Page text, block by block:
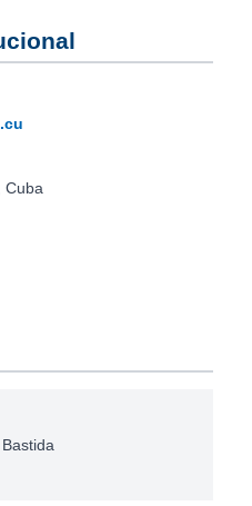
Cuba